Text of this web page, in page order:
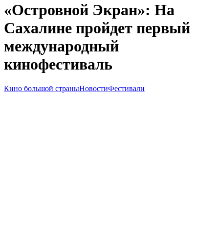
«Островной Экран»: На
Сахалине пройдет первый
международный
кинофестиваль
Кино большой страныНовостиФестивали